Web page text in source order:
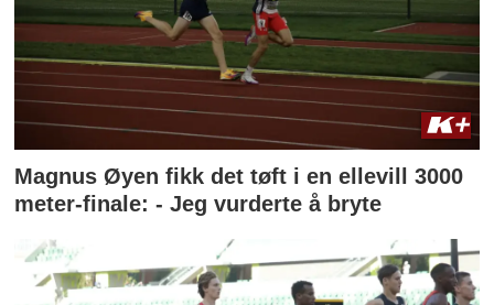
Magnus Øyen fikk det tøft i en ellevill 3000
meter-finale: - Jeg vurderte å bryte